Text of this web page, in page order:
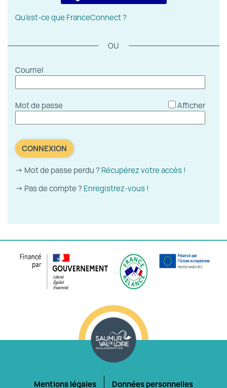
Qu’est-ce que FranceConnect ?
Courriel
Mot de passe Afficher
CONNEXION
→ Mot de passe perdu ? Récupérez votre accès !
→ Pas de compte ? Enregistrez-vous !
Mentions légales Données personnelles